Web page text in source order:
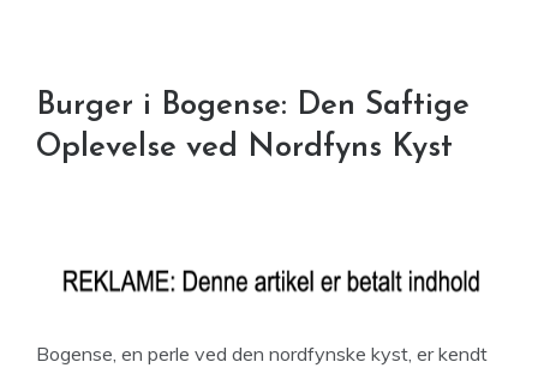
Burger i Bogense: Den Saftige
Oplevelse ved Nordfyns Kyst
Bogense, en perle ved den nordfynske kyst, er kendt